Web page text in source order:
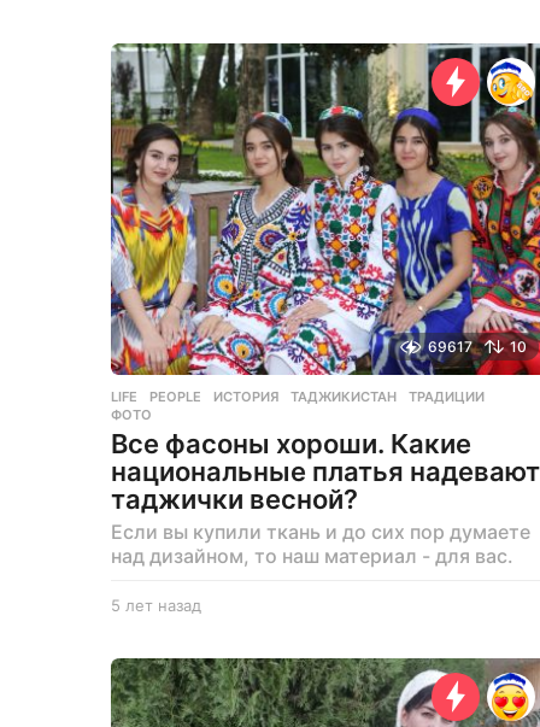
ц
а
н
а
з
а
69617 10
LIFE ,PEOPLE ИСТОРИЯ ,ТАДЖИКИСТАН ,ТРАДИЦИИ
ФОТО
Все фасоны хороши. Какие
национальные платья надевают
таджички весной?
Если вы купили ткань и до сих пор думаете
над дизайном, то наш материал - для вас.
5 лет назад
т
н
а